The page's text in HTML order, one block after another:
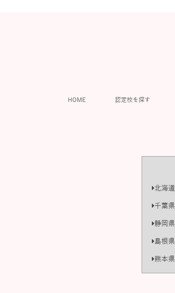
HOME 認定校を探す
北海道
千葉県
静岡県
島根県
熊本県